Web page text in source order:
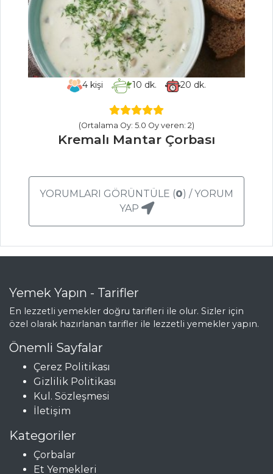
Pancarlı
Fesleğenli Ayran
Sirkencübin
Şerbeti
Demirhindi
Şerbeti
Tarifleri
MASTERCHEF
Şefler'den tam
ölçüsünde Dulce
tarifi
Masterchef Tüm
Tarifleri
ÇORBALAR
Sebzeli Kuskus
4kişi 10 dk. 20 dk.
(Ortalama Oy: 5.0 Oy veren: 2)
Kremalı Mantar Çorbası
YORUMLARI GÖRÜNTÜLE (0) / YORUM
YAP
Yemek Yapın - Tarifler
En lezzetli yemekler doğru tarifleri ile olur. Sizler için
özel olarak hazırlanan tarifler ile lezzetli yemekler yapın.
Önemli Sayfalar
Çerez Politikası
Gizlilik Politikası
Kul. Sözleşmesi
İletişim
Kategoriler
Çorbalar
Et Yemekleri